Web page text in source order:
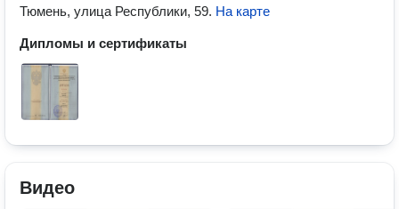
Тюмень, улица Республики, 59. На карте
Дипломы и сертификаты
Видео